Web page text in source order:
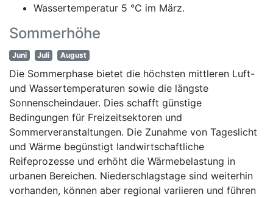
Wassertemperatur 5 °C im März.
Sommerhöhe
Juni Juli August
Die Sommerphase bietet die höchsten mittleren Luft-
und Wassertemperaturen sowie die längste
Sonnenscheindauer. Dies schafft günstige
Bedingungen für Freizeitsektoren und
Sommerveranstaltungen. Die Zunahme von Tageslicht
und Wärme begünstigt landwirtschaftliche
Reifeprozesse und erhöht die Wärmebelastung in
urbanen Bereichen. Niederschlagstage sind weiterhin
vorhanden, können aber regional variieren und führen